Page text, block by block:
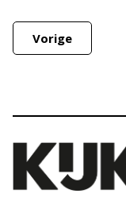
Vorige